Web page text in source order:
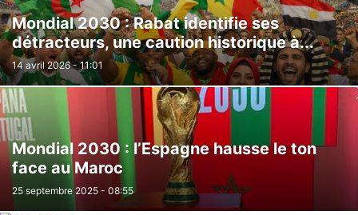
Mondial 2030 : Rabat identifie ses
détracteurs, une caution historique à...
14 avril 2026 - 11:01
Mondial 2030 : l’Espagne hausse le ton
face au Maroc
25 septembre 2025 - 08:55